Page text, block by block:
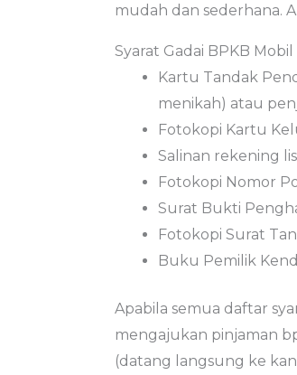
mudah dan sederhana.
Syarat Gadai BPKB
Kartu Tandak
menikah) atau
Fotokopi Kartu
Salinan rekening
Fotokopi Nomor
Surat Bukti
Fotokopi Surat
Buku Pemilik
Apabila semua daftar
mengajukan pinjaman
(datang langsung ke